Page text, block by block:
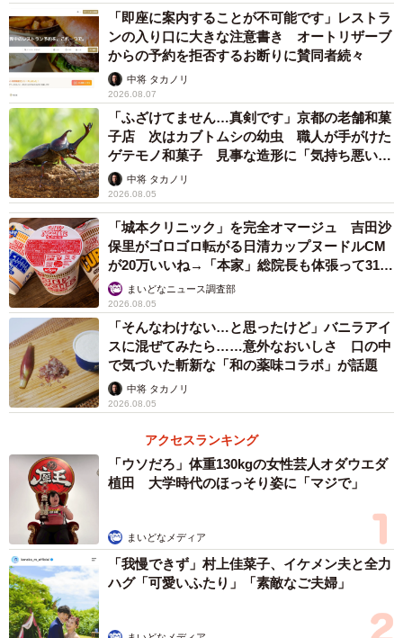
た」
クワイの栽培は6カ月かかる上、水生植物のため病気になり
やすく水の管理も大変という。収穫も中腰の姿勢のまま、
くわで実を掘り起こす作業のため、時間と労力が必要とな
る。
一方で、洋風や中華風といったおせち料理の多様化によ
り、和風おせちの定番であるクワイの需要が減った。現
在、料亭など一部の顧客が京都産にこだわって買い求める
ものの、量が少ないため値段が高騰している。
京都青果合同によると、クワイの25年の取扱量は770キロ
で、10年前の3分の1以下となった。西村さんは「伝統野菜
なので、絶やしてはならないという思いで作っている。正
月の縁起物として、多くの人に季節を感じながら食べ続け
てほしい」と話す。
「即座に案内することが不可能です」レストラ
ンの入り口に大きな注意書き オートリザーブ
からの予約を拒否するお断りに賛同者続々
中将 タカノリ
2026.08.07
「ふざけてません…真剣です」京都の老舗和菓
子店 次はカブトムシの幼虫 職人が手がけた
ゲテモノ和菓子 見事な造形に「気持ち悪いく
らいリアル」
中将 タカノリ
2026.08.05
「城本クリニック」を完全オマージュ 吉田沙
保里がゴロゴロ転がる日清カップヌードルCM
が20万いいね→「本家」総院長も体張って31万
いいねまいどなニュース調査部
2026.08.05
「そんなわけない…と思ったけど」バニラアイ
スに混ぜてみたら……意外なおいしさ 口の中
で気づいた斬新な「和の薬味コラボ」が話題
中将 タカノリ
2026.08.05
アクセスランキング
「ウソだろ」体重130kgの女性芸人オダウエダ
植田 大学時代のほっそり姿に「マジで」
まいどなメディア
「我慢できず」村上佳菜子、イケメン夫と全力
ハグ「可愛いふたり」「素敵なご夫婦」